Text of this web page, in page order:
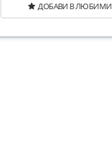
ДОБАВИ В ЛЮБИМИ